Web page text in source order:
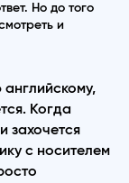
Но до того
и
Когда
захочется
с носителем